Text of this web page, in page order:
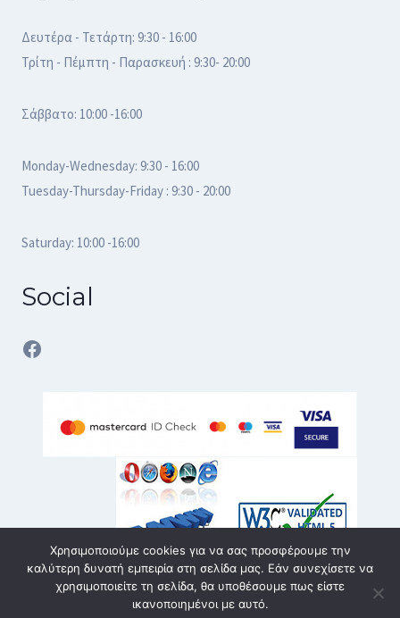
Δευτέρα - Τετάρτη: 9:30 - 16:00
Τρίτη - Πέμπτη - Παρασκευή : 9:30- 20:00
Σάββατο: 10:00 -16:00
Monday-Wednesday: 9:30 - 16:00
Tuesday-Thursday-Friday : 9:30 - 20:00
Saturday: 10:00 -16:00
Social
Facebook
© 2026 karvouniaris - service | All rights reserved | Κατασκευή
Χρησιμοποιούμε cookies για να σας προσφέρουμε την
καλύτερη δυνατή εμπειρία στη σελίδα μας. Εάν συνεχίσετε να
χρησιμοποιείτε τη σελίδα, θα υποθέσουμε πως είστε
ικανοποιημένοι με αυτό.